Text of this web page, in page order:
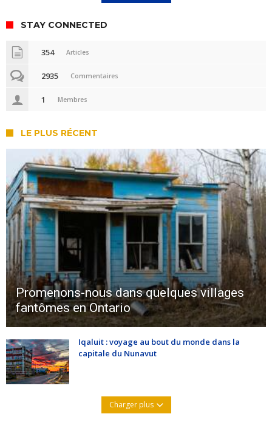
STAY CONNECTED
354 Articles
2935 Commentaires
1 Membres
LE PLUS RÉCENT
Promenons-nous dans quelques villages
fantômes en Ontario
Iqaluit : voyage au bout du monde dans la
capitale du Nunavut
Charger plus